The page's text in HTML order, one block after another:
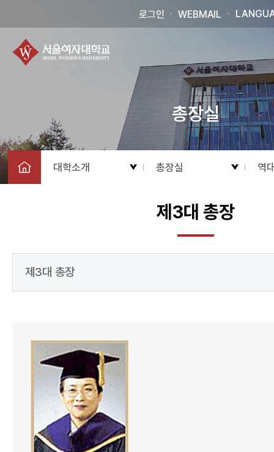
총장실
로그인 WEBMAIL
대학소개 총장실 역
제3대 총장
제3대 총장